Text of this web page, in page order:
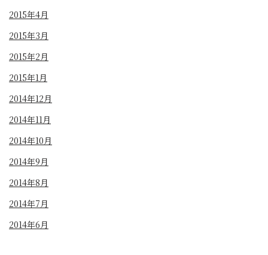
2015年4月
2015年3月
2015年2月
2015年1月
2014年12月
2014年11月
2014年10月
2014年9月
2014年8月
2014年7月
2014年6月